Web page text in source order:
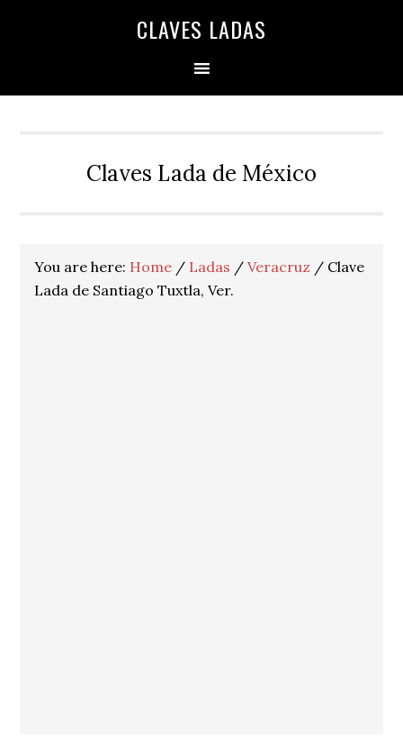
CLAVES LADAS
Claves Lada de México
You are here: Home / Ladas / Veracruz / Clave
Lada de Santiago Tuxtla, Ver.